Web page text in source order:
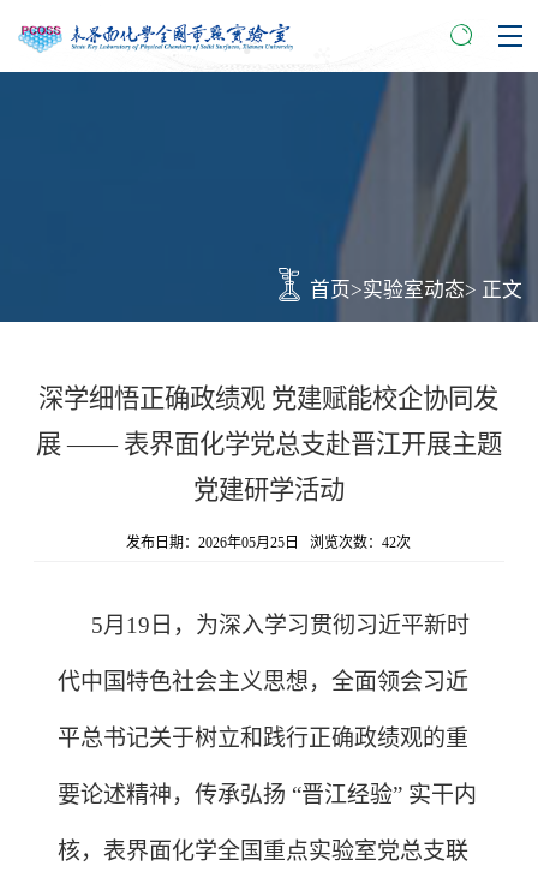
首页>实验室动态> 正文
深学细悟正确政绩观 党建赋能校企协同发
展 —— 表界面化学党总支赴晋江开展主题
党建研学活动
发布日期：2026年05月25日 浏览次数：42次
5月19日，为深入学习贯彻习近平新时
代中国特色社会主义思想，全面领会习近
平总书记关于树立和践行正确政绩观的重
要论述精神，传承弘扬 “晋江经验” 实干内
核，表界面化学全国重点实验室党总支联